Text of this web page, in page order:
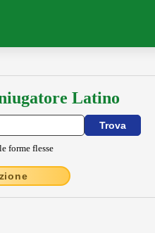
Latino
forme flesse